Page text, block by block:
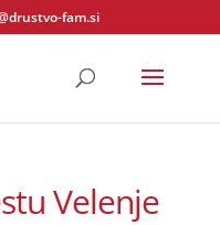
fam.si
Velenje